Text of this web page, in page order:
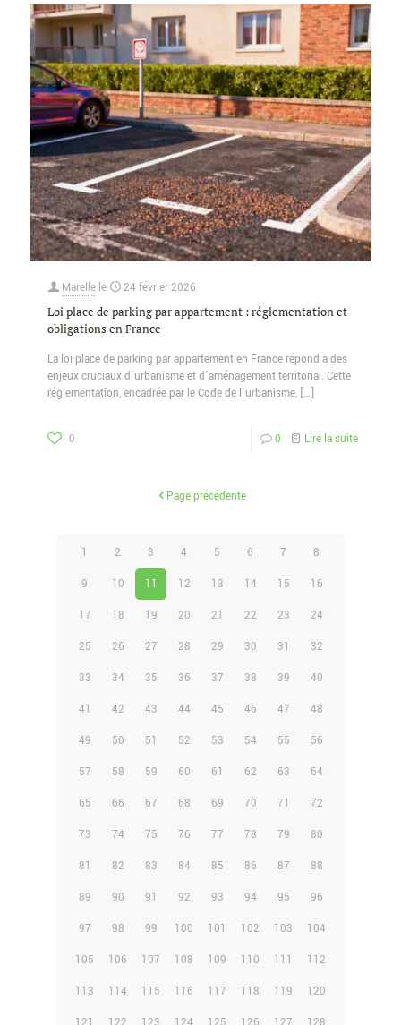
Marelle le 24 février 2026
Loi place de parking par appartement : réglementation et
obligations en France
La loi place de parking par appartement en France répond à des
enjeux cruciaux d’urbanisme et d’aménagement territorial. Cette
réglementation, encadrée par le Code de l’urbanisme, […]
0 0 Lire la suite
Page précédente
1 2 3 4 5 6 7 8
9 10 11 12 13 14 15 16
17 18 19 20 21 22 23 24
25 26 27 28 29 30 31 32
33 34 35 36 37 38 39 40
41 42 43 44 45 46 47 48
49 50 51 52 53 54 55 56
57 58 59 60 61 62 63 64
65 66 67 68 69 70 71 72
73 74 75 76 77 78 79 80
81 82 83 84 85 86 87 88
89 90 91 92 93 94 95 96
97 98 99 100 101 102 103 104
105 106 107 108 109 110 111 112
113 114 115 116 117 118 119 120